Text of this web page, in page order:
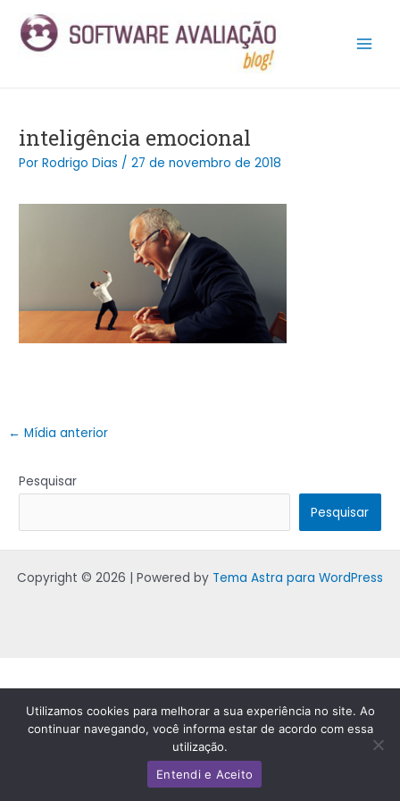
para
inteligência emocional
PorRodrigo Dias /27 de novembro de 2018
navigation
← Mídia anterior
Pesquisar
Pesquisar
Copyright © 2026 | Powered by Tema Astra para WordPress
Utilizamos cookies para melhorar a sua experiência no site. Ao
continuar navegando, você informa estar de acordo com essa
utilização.
Entendi e Aceito